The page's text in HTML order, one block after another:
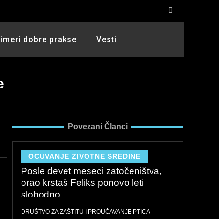
dobre prakse Vesti
Povezani Članci
OČUVANJE ŽIVOTNE SREDINE
Posle devet meseci zatočeništva,
orao krstaš Feliks ponovo leti
slobodno
DRUŠTVO ZA ZAŠTITU I PROUČAVANJE PTICA